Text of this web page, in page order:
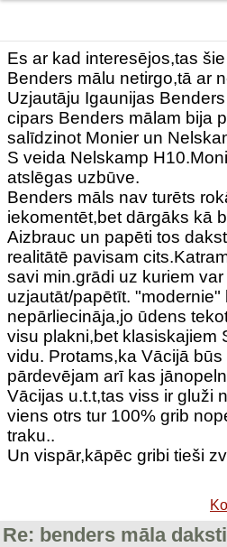
Es ar kad interesējos,tas
Benders mālu netirgo,tā ar
Uzjautāju Igaunijas
cipars Benders mālam bija
salīdzinot Monier un
S veida Nelskamp
atslēgas uzbūve.
Benders māls nav turēts
iekomentēt,bet dārgāks kā
Aizbrauc un papēti tos
realitātē pavisam
savi min.grādi uz kuriem
uzjautāt/papētīt.
nepārliecināja,jo ūdens
visu plakni,bet klasiskajiem
vidu. Protams,ka Vācijā
pārdevējam arī kas
Vācijas u.t.t,tas viss ir gluži
viens otrs tur 100% grib
traku..
Un vispār,kāpēc gribi tieši
Re: benders māla